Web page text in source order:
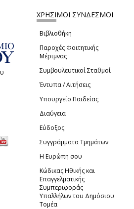
(link sends e-mail)
ΧΡΗΣΙΜΟΙ ΣΥΝΔΕΣΜΟΙ
Βιβλιοθήκη
Παροχές Φοιτητικής
Μέριμνας
Συμβουλευτικοί Σταθμοί
Έντυπα / Αιτήσεις
Υπουργείο Παιδείας
Διαύγεια
Εύδοξος
Συγγράμματα Τμημάτων
Η Ευρώπη σου
Κώδικας Ηθικής και
Επαγγελματικής
Συμπεριφοράς
Υπαλλήλων του Δημόσιου
Τομέα